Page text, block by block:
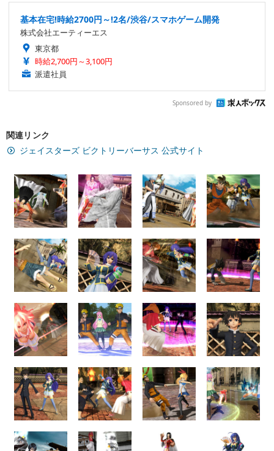
基本在宅!時給2700円～!2名/渋谷/スマホゲーム開発
株式会社エーティーエス
東京都
時給2,700円～3,100円
派遣社員
Sponsored by
関連リンク
ジェイスターズ ビクトリーバーサス 公式サイト